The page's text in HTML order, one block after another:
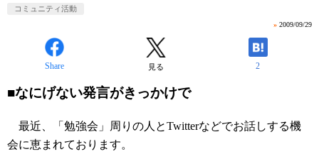
コミュニティ活動
» 2009/09/29
Share 見る 2
■なにげない発言がきっかけで
最近、「勉強会」周りの人とTwitterなどでお話しする機
会に恵まれております。